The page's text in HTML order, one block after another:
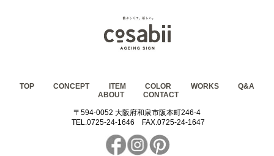
TOP CONCEPT ITEM COLOR WORKS
Q&A
ABOUT
CONTACT
〒594-0052 大阪府和泉市阪本町246-4
TEL.0725-24-1646
FAX.0725-24-1647